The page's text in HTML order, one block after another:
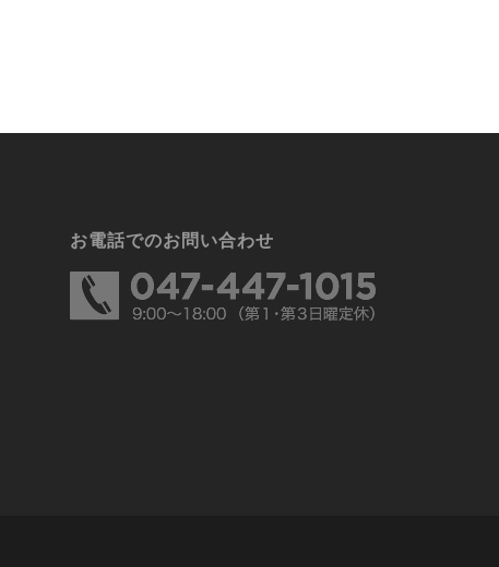
お電話でのお問い合わせ